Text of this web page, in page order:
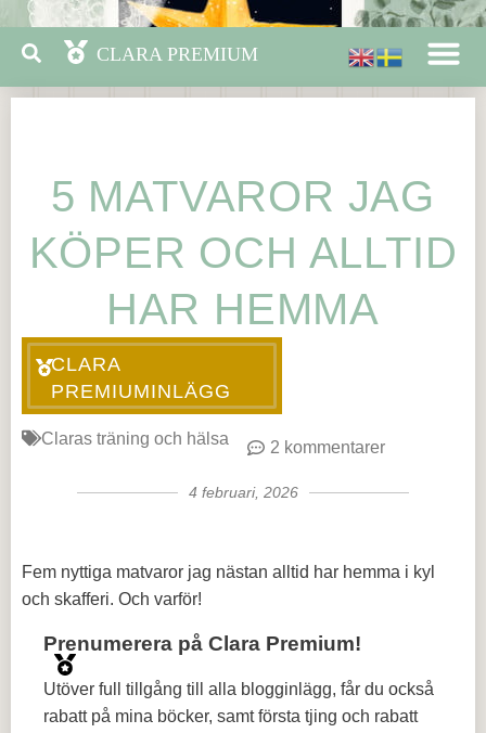
5 MATVAROR JAG
KÖPER OCH ALLTID
HAR HEMMA
CLARA
PREMIUMINLÄGG
Claras träning och hälsa 2 kommentarer
4 februari, 2026
Fem nyttiga matvaror jag nästan alltid har hemma i kyl
och skafferi. Och varför!
Prenumerera på Clara Premium!
Utöver full tillgång till alla blogginlägg, får du också
rabatt på mina böcker, samt första tjing och rabatt